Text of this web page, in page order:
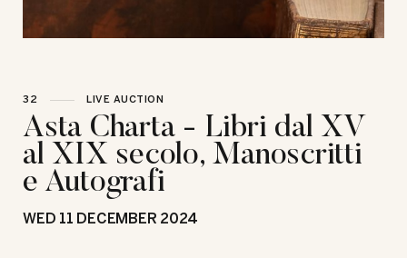
32 LIVE AUCTION
Asta Charta - Libri dal XV
al XIX secolo, Manoscritti
e Autografi
WED 11 DECEMBER 2024